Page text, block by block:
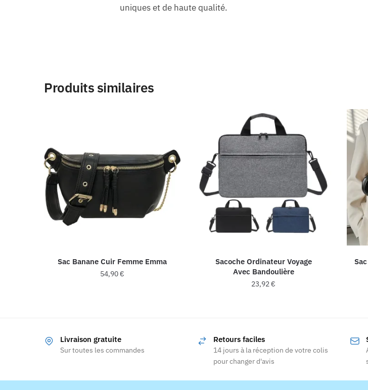
uniques et de haute qualité.
Produits similaires
Sac Banane Cuir Femme Emma
54,90€
variations.
peuvent
Sacoche Ordinateur Voyage
Avec Bandoulière
23,92€
plusieurs
variations.
Les
options
Livraison gratuite
Sur toutes les commandes
Retours faciles
14 jours à la réception de votre colis
pour changer d'avis